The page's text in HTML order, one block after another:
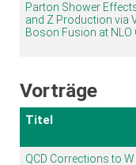
Parton Shower
and Z Production via
Boson Fusion at NLO
Vorträge
Titel
QCD Corrections to W